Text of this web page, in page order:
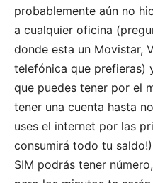
probablemente aún no
a cualquier oficina
donde esta un Movistar,
telefónica que prefieras)
que puedes tener por el
tener una cuenta hasta
uses el internet por las
consumirá todo tu
SIM podrás tener